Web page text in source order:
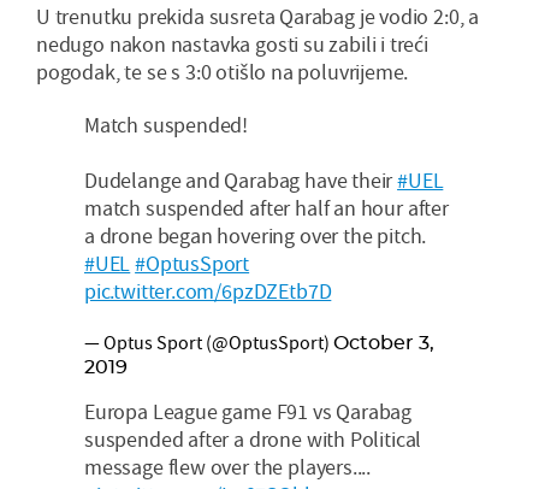
U trenutku prekida susreta Qarabag je vodio 2:0, a
nedugo nakon nastavka gosti su zabili i treći
pogodak, te se s 3:0 otišlo na poluvrijeme.
Match suspended!
Dudelange and Qarabag have their#UEL
match suspended after half an hour after
a drone began hovering over the pitch.
#UEL#OptusSport
pic.twitter.com/6pzDZEtb7D
— Optus Sport (@OptusSport) October 3,
2019
Europa League game F91 vs Qarabag
suspended after a drone with Political
message flew over the players....